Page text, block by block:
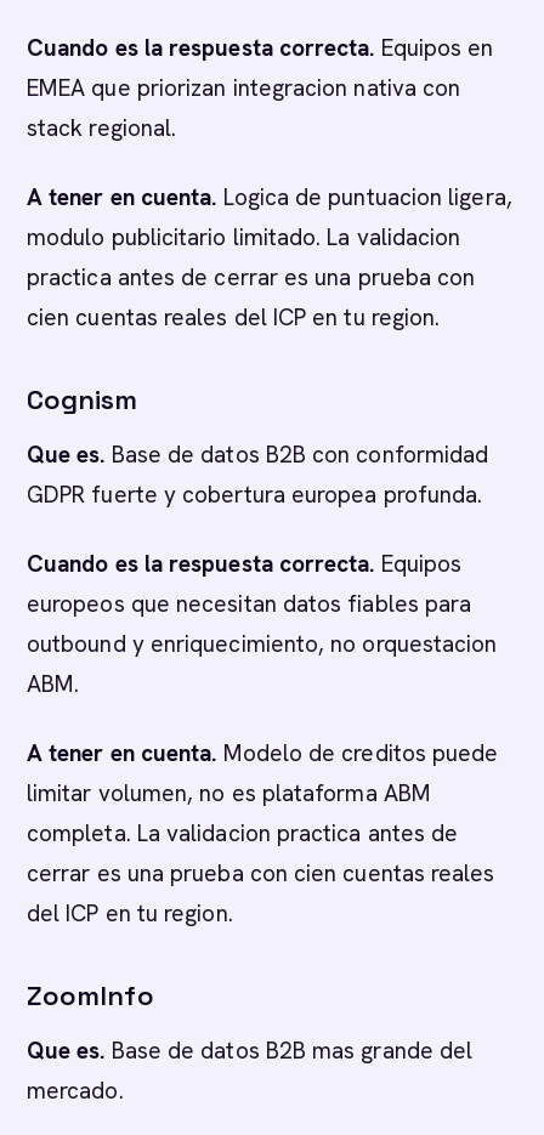
Cuando es la respuesta correcta. Equipos en
EMEA que priorizan integracion nativa con
stack regional.
A tener en cuenta. Logica de puntuacion ligera,
modulo publicitario limitado. La validacion
practica antes de cerrar es una prueba con
cien cuentas reales del ICP en tu region.
Cognism
Que es. Base de datos B2B con conformidad
GDPR fuerte y cobertura europea profunda.
Cuando es la respuesta correcta. Equipos
europeos que necesitan datos fiables para
outbound y enriquecimiento, no orquestacion
ABM.
A tener en cuenta. Modelo de creditos puede
limitar volumen, no es plataforma ABM
completa. La validacion practica antes de
cerrar es una prueba con cien cuentas reales
del ICP en tu region.
ZoomInfo
Que es. Base de datos B2B mas grande del
mercado.